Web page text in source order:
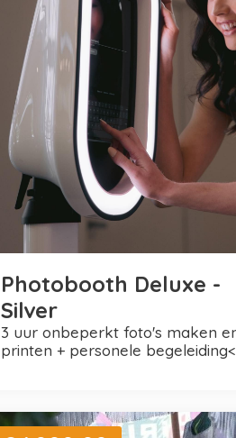
Photobooth Deluxe -
Silver
3 uur onbeperkt foto's maken en
printen + personele begeleiding<